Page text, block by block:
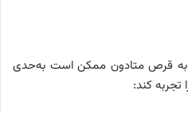
به قرص متادون ممکن است به‌حدی
تجربه کند: